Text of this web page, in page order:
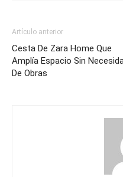
Artículo anterior
Cesta De Zara Home Que
Amplía Espacio Sin
De Obras